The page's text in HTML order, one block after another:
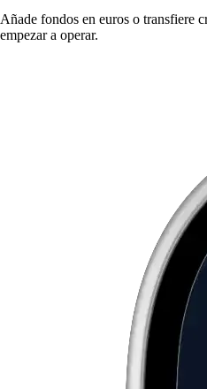
Añade fondos en euros o transfiere
empezar a operar.